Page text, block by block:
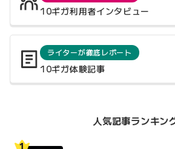
10ギガ利用者インタビュー
ライターが徹底レポート
10ギガ体験記事
人気記事ランキン